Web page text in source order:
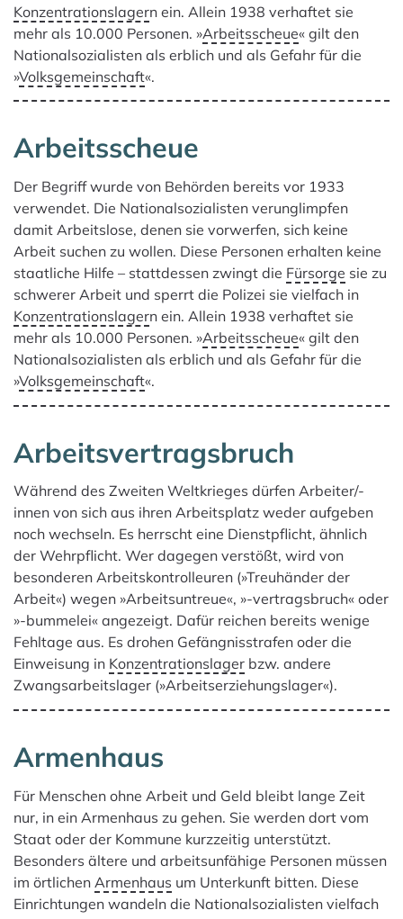
Konzentrationslagern ein. Allein 1938 verhaftet sie
mehr als 10.000 Personen. »Arbeitsscheue« gilt den
Nationalsozialisten als erblich und als Gefahr für die
»Volksgemeinschaft«.
Arbeitsscheue
Der Begriff wurde von Behörden bereits vor 1933
verwendet. Die Nationalsozialisten verunglimpfen
damit Arbeitslose, denen sie vorwerfen, sich keine
Arbeit suchen zu wollen. Diese Personen erhalten keine
staatliche Hilfe – stattdessen zwingt die Fürsorge sie zu
schwerer Arbeit und sperrt die Polizei sie vielfach in
Konzentrationslagern ein. Allein 1938 verhaftet sie
mehr als 10.000 Personen. »Arbeitsscheue« gilt den
Nationalsozialisten als erblich und als Gefahr für die
»Volksgemeinschaft«.
Arbeitsvertragsbruch
Während des Zweiten Weltkrieges dürfen Arbeiter/-
innen von sich aus ihren Arbeitsplatz weder aufgeben
noch wechseln. Es herrscht eine Dienstpflicht, ähnlich
der Wehrpflicht. Wer dagegen verstößt, wird von
besonderen Arbeitskontrolleuren (»Treuhänder der
Arbeit«) wegen »Arbeitsuntreue«, »-vertragsbruch« oder
»-bummelei« angezeigt. Dafür reichen bereits wenige
Fehltage aus. Es drohen Gefängnisstrafen oder die
Einweisung in Konzentrationslager bzw. andere
Zwangsarbeitslager (»Arbeitserziehungslager«).
Armenhaus
Für Menschen ohne Arbeit und Geld bleibt lange Zeit
nur, in ein Armen­haus zu gehen. Sie werden dort vom
Staat oder der Kommune kurzzeitig unterstützt.
Besonders ältere und arbeitsunfähige Personen müssen
im örtlichen Armenhaus um Unterkunft bitten. Diese
Einrichtungen wandeln die Nationalsozialisten vielfach